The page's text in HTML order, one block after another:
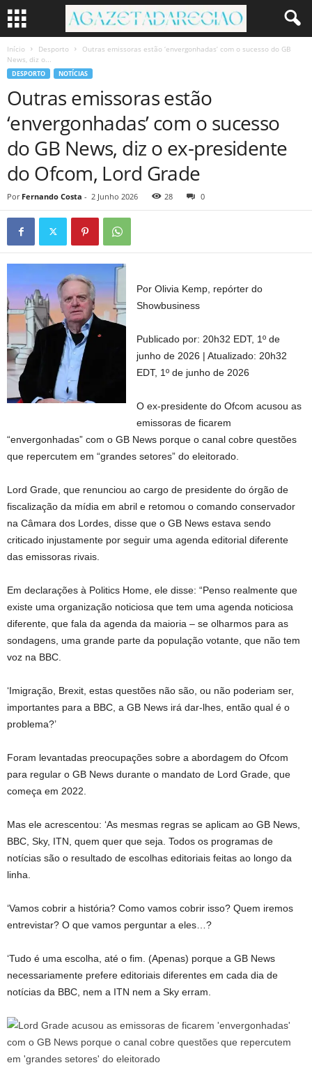
Início Desporto
Outras emissoras estão ‘envergonhadas’ com o sucesso do GB
News, diz o...
DESPORTO NOTÍCIAS
Outras emissoras estão
‘envergonhadas’ com o sucesso
do GB News, diz o ex-presidente
do Ofcom, Lord Grade
Por Fernando Costa - 2 Junho 2026 28 0
Por Olivia Kemp, repórter do
Showbusiness
Publicado por: 20h32 EDT, 1º de
junho de 2026 |Atualizado: 20h32
EDT, 1º de junho de 2026
O ex-presidente do Ofcom acusou as
emissoras de ficarem
“envergonhadas” com o GB News porque o canal cobre questões
que repercutem em “grandes setores” do eleitorado.
Lord Grade, que renunciou ao cargo de presidente do órgão de
fiscalização da mídia em abril e retomou o comando conservador
na Câmara dos Lordes, disse que o GB News estava sendo
criticado injustamente por seguir uma agenda editorial diferente
das emissoras rivais.
Em declarações à Politics Home, ele disse: “Penso realmente que
existe uma organização noticiosa que tem uma agenda noticiosa
diferente, que fala da agenda da maioria – se olharmos para as
sondagens, uma grande parte da população votante, que não tem
voz na BBC.
‘Imigração, Brexit, estas questões não são, ou não poderiam ser,
importantes para a BBC, a GB News irá dar-lhes, então qual é o
problema?’
Foram levantadas preocupações sobre a abordagem do Ofcom
para regular o GB News durante o mandato de Lord Grade, que
começa em 2022.
Mas ele acrescentou: ‘As mesmas regras se aplicam ao GB News,
BBC, Sky, ITN, quem quer que seja. Todos os programas de
notícias são o resultado de escolhas editoriais feitas ao longo da
linha.
‘Vamos cobrir a história? Como vamos cobrir isso? Quem iremos
entrevistar? O que vamos perguntar a eles…?
‘Tudo é uma escolha, até o fim. (Apenas) porque a GB News
necessariamente prefere editoriais diferentes em cada dia de
notícias da BBC, nem a ITN nem a Sky erram.